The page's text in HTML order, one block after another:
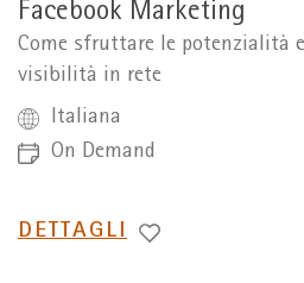
Facebook Marketing
Come sfruttare le potenzialità
visibilità in rete
Italiana
On Demand
PASSA
DETTAGLI